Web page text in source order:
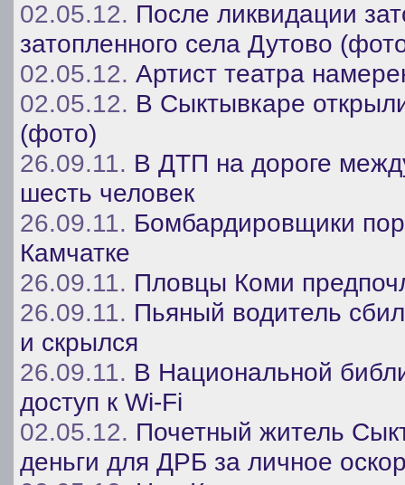
02.05.12. После ликвидации
затопленного села Дутово
02.05.12. Артист театра
02.05.12. В Сыктывкаре
(фото)
26.09.11. В ДТП на дороге
шесть человек
26.09.11. Бомбардировщики
Камчатке
26.09.11. Пловцы Коми
26.09.11. Пьяный водитель
и скрылся
26.09.11. В Национальной
доступ к Wi-Fi
02.05.12. Почетный житель
деньги для ДРБ за личное